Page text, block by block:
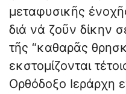
μεταφυσικῆς
διά νά ζοῦν δίκην
τῆς “καθαρᾶς
εκστομίζονται
Ορθόδοξο Ιεράρχη